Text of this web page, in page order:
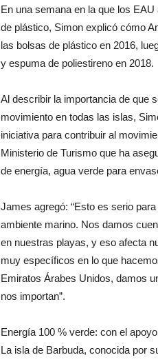
En una semana en la que los
de plástico, Simon explicó cómo
las bolsas de plástico en 2016,
y espuma de poliestireno en 2018.
Al describir la importancia de que
movimiento en todas las islas,
iniciativa para contribuir al
Ministerio de Turismo que ha
de energía, agua verde para
James agregó: “Esto es serio
ambiente marino. Nos damos
en nuestras playas, y eso afecta
muy específicos en lo que
Emiratos Árabes Unidos, damos
nos importan”.
Energía 100 % verde: con el
La isla de Barbuda, conocida por